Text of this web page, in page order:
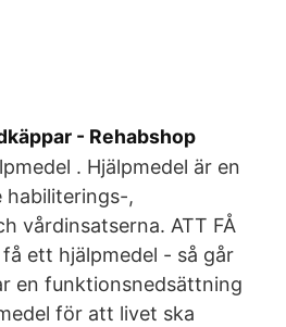
- Rehabshop
. Hjälpmedel är en
habiliterings-,
vårdinsatserna. ATT FÅ
få ett hjälpmedel - så går
en funktionsnedsättning
för att livet ska